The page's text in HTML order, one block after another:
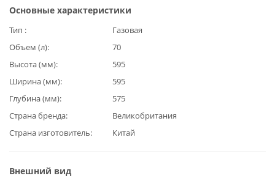
Основные характеристики
Тип
Газовая
Объем (л)
70
Высота (мм)
595
Ширина (мм)
595
Глубина (мм)
575
Страна бренда
Великобритания
Страна изготовитель
Китай
Внешний вид